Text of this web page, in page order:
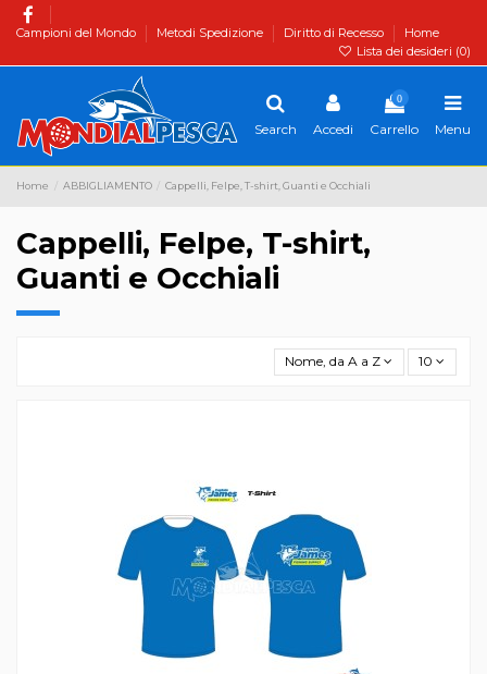
Campioni del Mondo Metodi Spedizione Diritto di Recesso
Home
Lista dei desideri (0)
Search Accedi
0
Carrello Menu
Home ABBIGLIAMENTO Cappelli, Felpe, T-shirt, Guanti e Occhiali
Cappelli, Felpe, T-shirt,
Guanti e Occhiali
Nome, da A a Z 10